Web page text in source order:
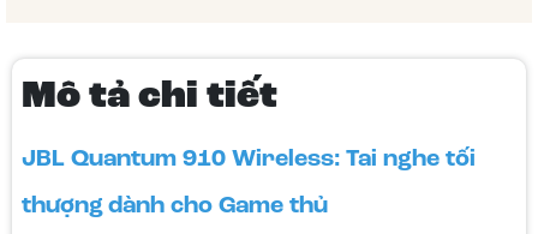
Mô tả chi tiết
JBL Quantum 910 Wireless: Tai nghe tối
thượng dành cho Game thủ